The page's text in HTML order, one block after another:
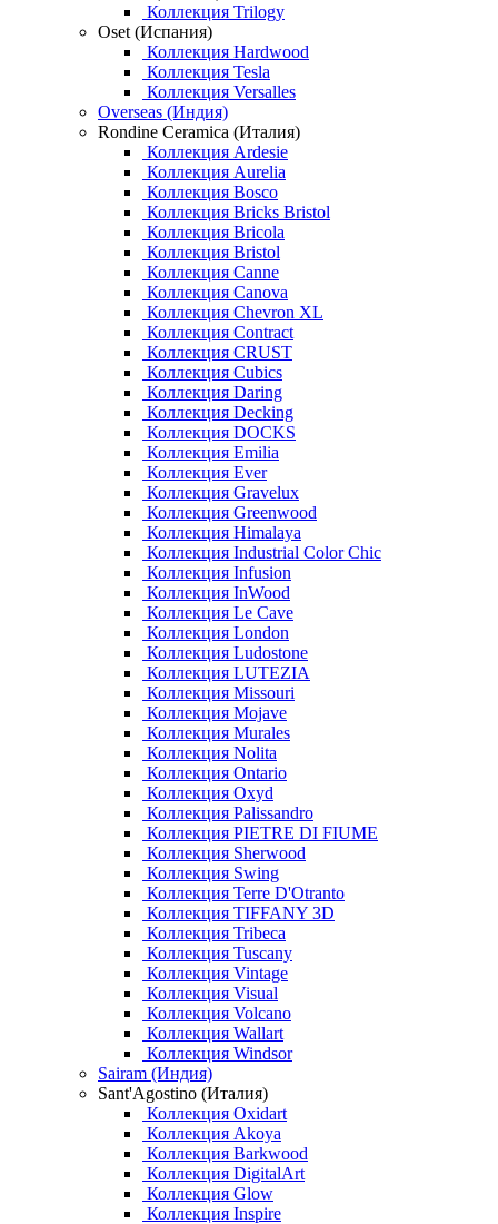
Коллекция Trilogy
Oset (Испания)
Коллекция Hardwood
Коллекция Tesla
Коллекция Versalles
Overseas (Индия)
Rondine Ceramica (Италия)
Коллекция Ardesie
Коллекция Aurelia
Коллекция Bosco
Коллекция Bricks Bristol
Коллекция Bricola
Коллекция Bristol
Коллекция Canne
Коллекция Canova
Коллекция Chevron XL
Коллекция Contract
Коллекция CRUST
Коллекция Cubics
Коллекция Daring
Коллекция Decking
Коллекция DOCKS
Коллекция Emilia
Коллекция Ever
Коллекция Gravelux
Коллекция Greenwood
Коллекция Himalaya
Коллекция Industrial Color Chic
Коллекция Infusion
Коллекция InWood
Коллекция Le Cave
Коллекция London
Коллекция Ludostone
Коллекция LUTEZIA
Коллекция Missouri
Коллекция Mojave
Коллекция Murales
Коллекция Nolita
Коллекция Ontario
Коллекция Oxyd
Коллекция Palissandro
Коллекция PIETRE DI FIUME
Коллекция Sherwood
Коллекция Swing
Коллекция Terre D'Otranto
Коллекция TIFFANY 3D
Коллекция Tribeca
Коллекция Tuscany
Коллекция Vintage
Коллекция Visual
Коллекция Volcano
Коллекция Wallart
Коллекция Windsor
Sairam (Индия)
Sant'Agostino (Италия)
Коллекция Oxidart
Коллекция Akoya
Коллекция Barkwood
Коллекция DigitalArt
Коллекция Glow
Коллекция Inspire